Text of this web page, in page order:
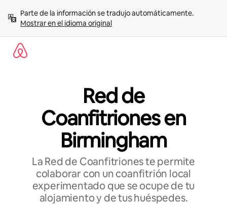
contenidoMostrar en el idioma original
Red de
Coanfitriones en
Birmingham
La Red de Coanfitriones te permite
colaborar con un coanfitrión local
experimentado que se ocupe de tu
alojamiento y de tus huéspedes.